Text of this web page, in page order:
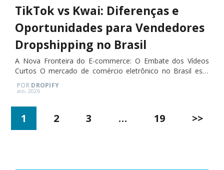
TikTok vs Kwai: Diferenças e
Oportunidades para Vendedores
Dropshipping no Brasil
A Nova Fronteira do E-commerce: O Embate dos Vídeos
Curtos O mercado de comércio eletrônico no Brasil está
passando por uma transformação radical. Se antes a
disputa era dominada por…
POR DROPIFY
Posted
aio, 2026
Paginação
de
1 2 3 … 19 >>